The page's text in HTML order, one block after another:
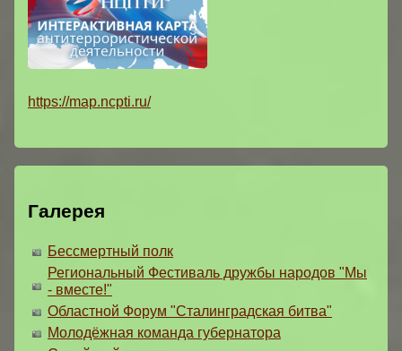
https://map.ncpti.ru/
Галерея
Бессмертный полк
Региональный Фестиваль дружбы народов "Мы
- вместе!"
Областной Форум "Сталинградская битва"
Молодёжная команда губернатора